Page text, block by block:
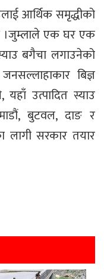
आर्थिक समृद्धीको
।जुम्लाले एक घर एक
बगैचा लगाउनेको
बिज्ञ
उत्पादित स्याउ
बुटवल, दाङ र
लागी सरकार तयार